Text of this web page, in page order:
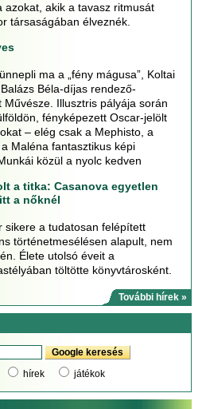
azokat, akik a tavasz ritmusát
társaságában élveznék.
ma a „fény mágusa”, Koltai
Béla-díjas rendező-
Művésze. Illusztris pályája során
fényképezett Oscar-jelölt
– elég csak a Mephisto, a
Maléna fantasztikus képi
közül a nyolc kedven
a titka: Casanova egyetlen
a nőknél
sikere a tudatosan felépített
történetmesélésen alapult, nem
Élete utolsó éveit a
töltötte könyvtárosként.
További hírek »
hírek játékok